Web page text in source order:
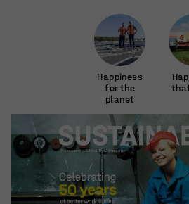
Happiness
for the
planet